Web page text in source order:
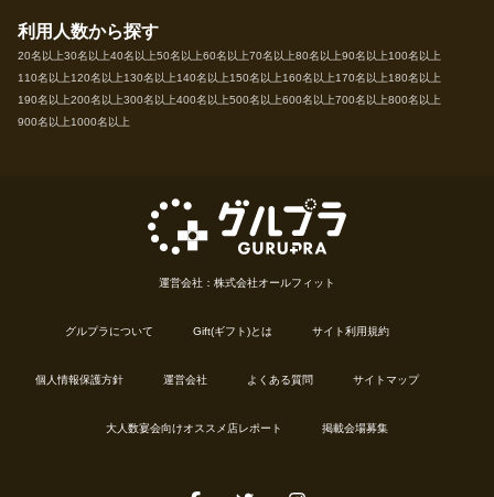
利用人数から探す
20名以上30名以上40名以上50名以上60名以上70名以上80名以上90名以上100名以上
110名以上120名以上130名以上140名以上150名以上160名以上170名以上180名以上
190名以上200名以上300名以上400名以上500名以上600名以上700名以上800名以上
900名以上1000名以上
運営会社：株式会社オールフィット
グルプラについて Gift(ギフト)とは サイト利用規約
個人情報保護方針 運営会社 よくある質問 サイトマップ
大人数宴会向けオススメ店レポート 掲載会場募集